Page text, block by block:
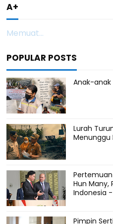
A+
Memuat...
POPULAR POSTS
Anak-anak
Lurah
Menunggu
Hun Many,
Indonesia
Pimpin